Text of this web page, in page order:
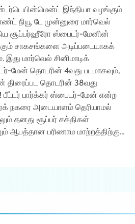
இந்தியா வழங்கும்
நியூ டே முன்னுரை மார்வெல்
சூப்பர்ஹீரோ ஸ்பைடர்-மேனின்
சாகசங்களை அடிப்படையாகக்
மார்வெல் சினிமாடிக்
மேன் தொடரின் 4வது படமாகவும்,
திரைப்பட தொடரின் 38வது
பீட்டர் பார்க்கர் ஸ்பைடர்-மேன் என்ற
நகரை அடையாளம் தெரியாமல்
தனது சூப்பர் சக்திகள்
ஆபத்தான பரிணாம மாற்றத்திற்கு…